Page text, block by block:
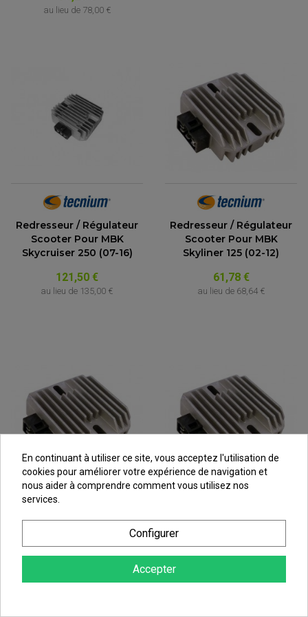
au lieu de 78,00 €
Redresseur / Régulateur
Scooter Pour MBK
Skycruiser 250 (07-16)
121,50 €
au lieu de 135,00 €
Redresseur / Régulateur
Scooter Pour MBK
Skyliner 125 (02-12)
61,78 €
au lieu de 68,64 €
Redresseur / Régulateur
Scooter Pour MBK Waap
125 (08-10)
61,78 €
Scooter Pour MBK X-Over
125 (10-12)
61,78 €
En continuant à utiliser ce site, vous acceptez l'utilisation de
cookies pour améliorer votre expérience de navigation et
nous aider à comprendre comment vous utilisez nos
services.
Configurer
Accepter